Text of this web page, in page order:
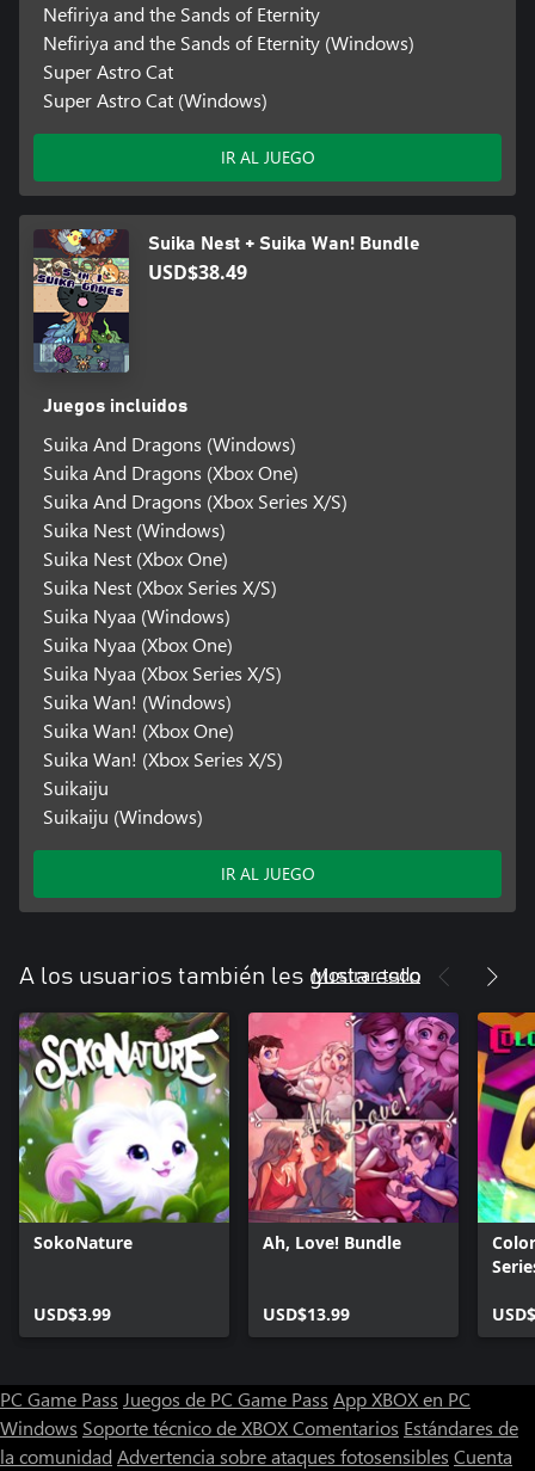
Nefiriya and the Sands of Eternity
Nefiriya and the Sands of Eternity (Windows)
Super Astro Cat
Super Astro Cat (Windows)
IR AL JUEGO
Suika Nest + Suika Wan! Bundle
USD$38.49
Juegos incluidos
Suika And Dragons (Windows)
Suika And Dragons (Xbox One)
Suika And Dragons (Xbox Series X/S)
Suika Nest (Windows)
Suika Nest (Xbox One)
Suika Nest (Xbox Series X/S)
Suika Nyaa (Windows)
Suika Nyaa (Xbox One)
Suika Nyaa (Xbox Series X/S)
Suika Wan! (Windows)
Suika Wan! (Xbox One)
Suika Wan! (Xbox Series X/S)
Suikaiju
Suikaiju (Windows)
IR AL JUEGO
A los usuarios también les gusta esto
Mostrar todo
SokoNature
USD$3.99
Ah, Love! Bundle
USD$13.99
PC Game Pass Juegos de PC Game Pass App XBOX en PC
Windows Soporte técnico de XBOXComentarios Estándares de
la comunidad Advertencia sobre ataques fotosensibles Cuenta